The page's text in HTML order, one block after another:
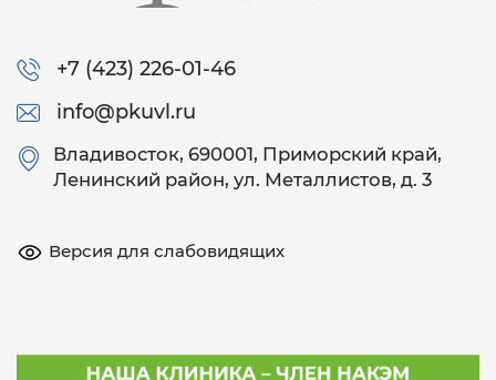
+7 (423) 226-01-46
info@pkuvl.ru
Владивосток, 690001, Приморский край,
Ленинский район, ул. Металлистов, д. 3
Версия для слабовидящих